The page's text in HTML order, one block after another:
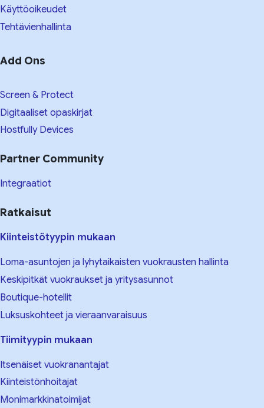
Käyttöoikeudet
Tehtävienhallinta
Add Ons
Screen & Protect
Digitaaliset opaskirjat
Hostfully Devices
Partner Community
Integraatiot
Ratkaisut
Kiinteistötyypin mukaan
Loma-asuntojen ja lyhytaikaisten vuokrausten hallinta
Keskipitkät vuokraukset ja yritysasunnot
Boutique-hotellit
Luksuskohteet ja vieraanvaraisuus
Tiimityypin mukaan
Itsenäiset vuokranantajat
Kiinteistönhoitajat
Monimarkkinatoimijat